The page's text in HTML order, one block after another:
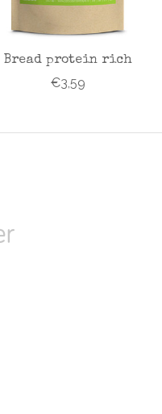
Bread protein rich
€3,59